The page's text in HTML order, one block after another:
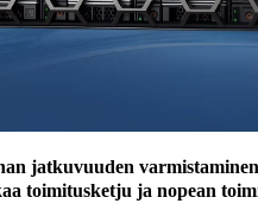
jatkuvuuden
toimitusketju ja nopean